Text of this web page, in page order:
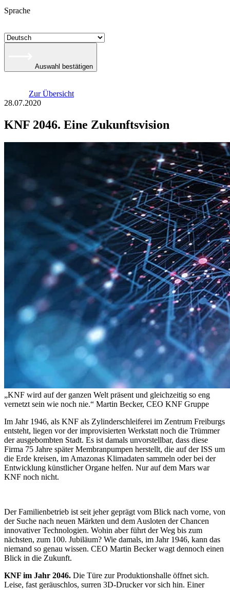
Sprache
Auswahl bestätigen
Zur Übersicht
28.07.2020
KNF 2046. Eine Zukunftsvision
„KNF wird auf der ganzen Welt präsent und gleichzeitig so eng
vernetzt sein wie noch nie.“ Martin Becker, CEO KNF Gruppe
Im Jahr 1946, als KNF als Zylinderschleiferei im Zentrum Freiburgs
entsteht, liegen vor der improvisierten Werkstatt noch die Trümmer
der ausgebombten Stadt. Es ist damals unvorstellbar, dass diese
Firma 75 Jahre später Membranpumpen herstellt, die auf der ISS um
die Erde kreisen, im Amazonas Klimadaten sammeln oder bei der
Entwicklung künstlicher Organe helfen. Nur auf dem Mars war
KNF noch nicht.
Der Familienbetrieb ist seit jeher geprägt vom Blick nach vorne, von
der Suche nach neuen Märkten und dem Ausloten der Chancen
innovativer Technologien. Wohin aber führt der Weg bis zum
nächsten, zum 100. Jubiläum? Wie damals, im Jahr 1946, kann das
niemand so genau wissen. CEO Martin Becker wagt dennoch einen
Blick in die Zukunft.
KNF im Jahr 2046. Die Türe zur Produktionshalle öffnet sich.
Leise, fast geräuschlos, surren 3D-Drucker vor sich hin. Einer